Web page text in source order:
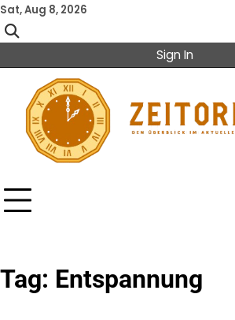
Skip
to
content
Sat, Aug 8, 2026
Sign In
Tag: Entspannung